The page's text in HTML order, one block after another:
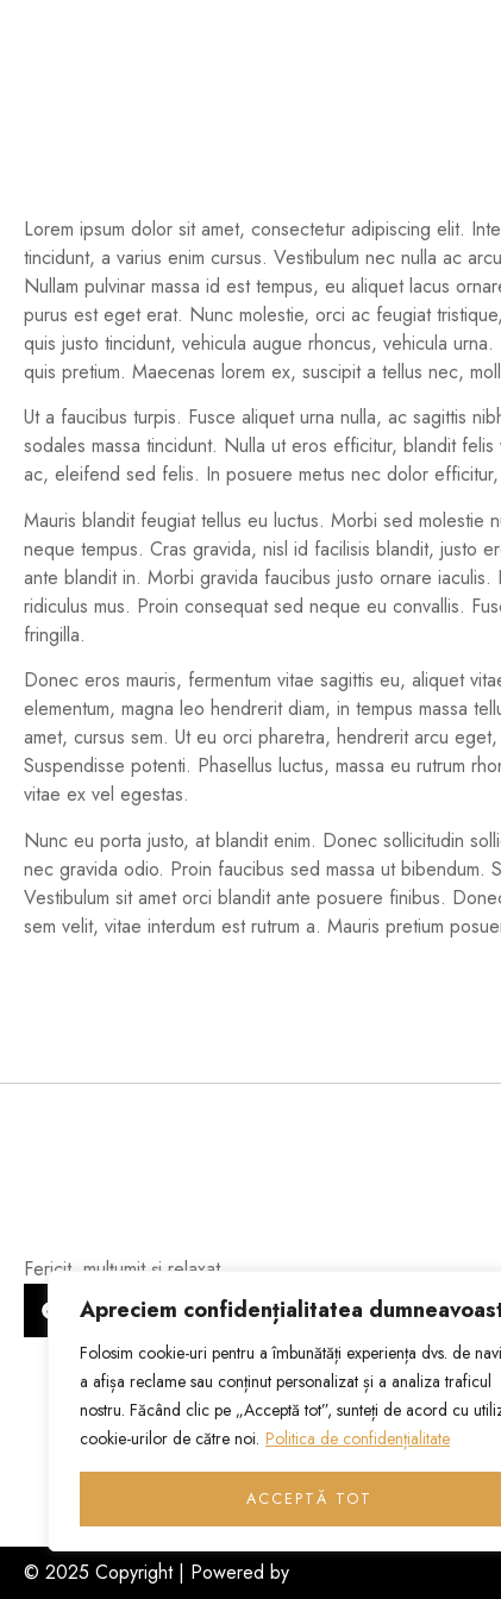
Apreciem confidențialitatea
Folosim cookie-uri pentru a îmbunătăți experiența dvs. de
a afișa reclame sau conținut personalizat și a analiza traficul
nostru. Făcând clic pe „Acceptă tot”, sunteți de acord cu
cookie-urilor de către noi. Politica de confidențialitate
ACCEPTĂ TOT
Lorem ipsum dolor sit amet, consectetur adipiscing elit.
tincidunt, a varius enim cursus. Vestibulum nec nulla ac
Nullam pulvinar massa id est tempus, eu aliquet lacus
purus est eget erat. Nunc molestie, orci ac feugiat
quis justo tincidunt, vehicula augue rhoncus, vehicula
quis pretium. Maecenas lorem ex, suscipit a tellus nec,
Ut a faucibus turpis. Fusce aliquet urna nulla, ac sagittis
sodales massa tincidunt. Nulla ut eros efficitur, blandit
ac, eleifend sed felis. In posuere metus nec dolor
Mauris blandit feugiat tellus eu luctus. Morbi sed molestie
neque tempus. Cras gravida, nisl id facilisis blandit, justo
ante blandit in. Morbi gravida faucibus justo ornare
ridiculus mus. Proin consequat sed neque eu convallis.
fringilla.
Donec eros mauris, fermentum vitae sagittis eu, aliquet
elementum, magna leo hendrerit diam, in tempus massa
amet, cursus sem. Ut eu orci pharetra, hendrerit arcu
Suspendisse potenti. Phasellus luctus, massa eu rutrum
vitae ex vel egestas.
Nunc eu porta justo, at blandit enim. Donec sollicitudin
nec gravida odio. Proin faucibus sed massa ut bibendum.
Vestibulum sit amet orci blandit ante posuere finibus.
sem velit, vitae interdum est rutrum a. Mauris pretium
Fericit, mulțumit și relaxat.
© 2025 Copyright | Powered by